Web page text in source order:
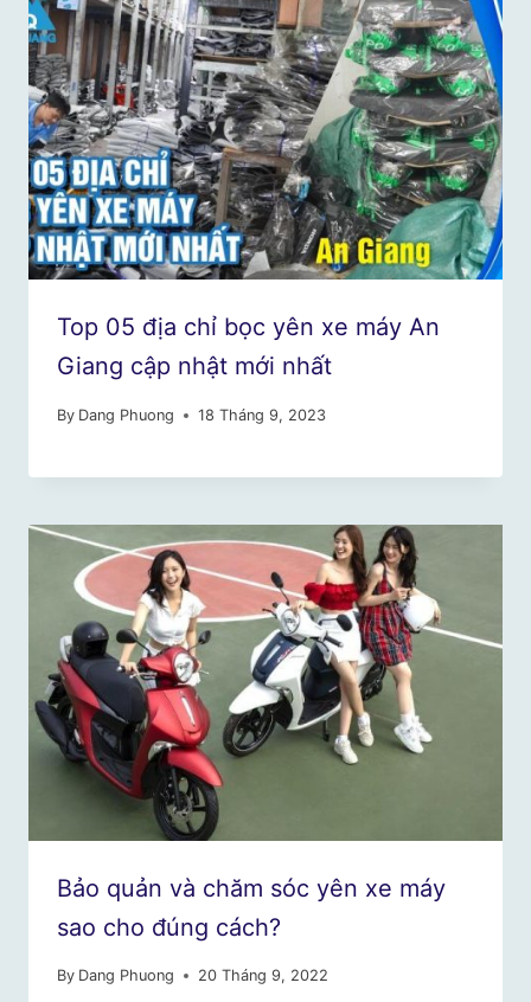
Top 05 địa chỉ bọc yên xe máy An
Giang cập nhật mới nhất
By Dang Phuong 18 Tháng 9, 2023
Bảo quản và chăm sóc yên xe máy
sao cho đúng cách?
By Dang Phuong 20 Tháng 9, 2022